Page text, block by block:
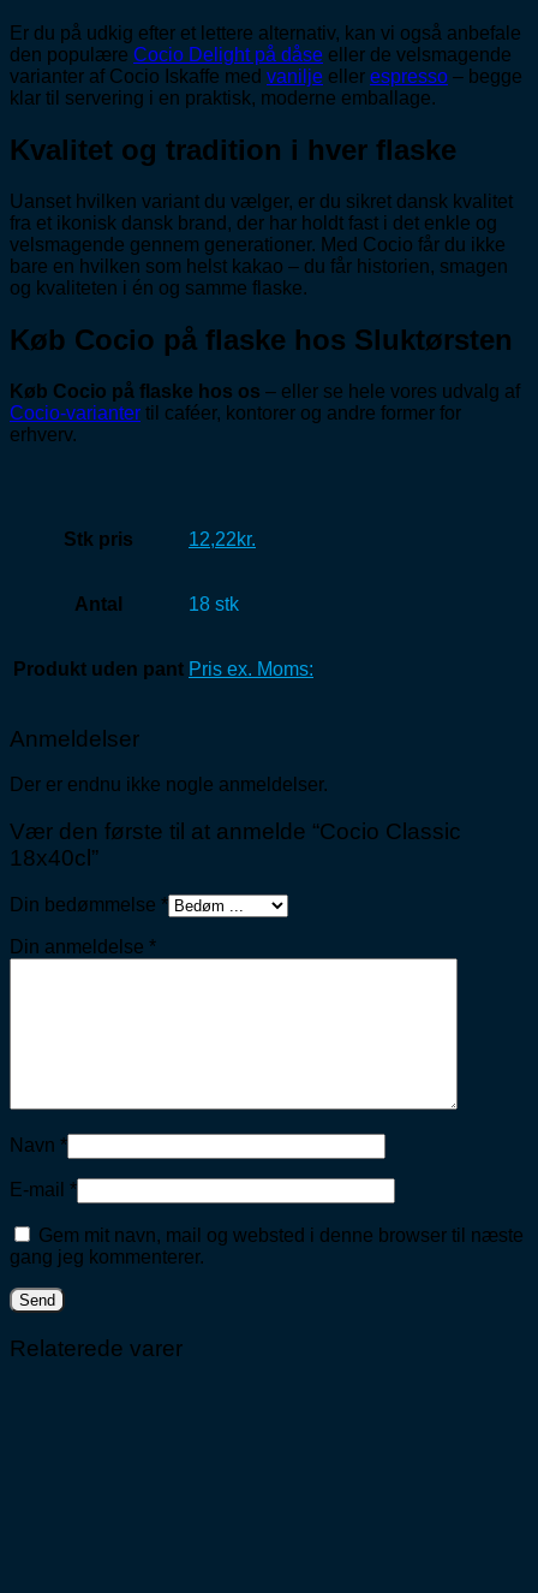
Er du på udkig efter et lettere alternativ, kan vi også anbefale
den populære Cocio Delight på dåse eller de velsmagende
varianter af Cocio Iskaffe med vanilje eller espresso – begge
klar til servering i en praktisk, moderne emballage.
Kvalitet og tradition i hver flaske
Uanset hvilken variant du vælger, er du sikret dansk kvalitet
fra et ikonisk dansk brand, der har holdt fast i det enkle og
velsmagende gennem generationer. Med Cocio får du ikke
bare en hvilken som helst kakao – du får historien, smagen
og kvaliteten i én og samme flaske.
Køb Cocio på flaske hos Sluktørsten
Køb Cocio på flaske hos os – eller se hele vores udvalg af
Cocio-varianter til caféer, kontorer og andre former for
erhverv.
Stk pris 12,22kr.
Antal 18 stk
Produkt uden pant Pris ex. Moms:
Anmeldelser
Der er endnu ikke nogle anmeldelser.
Vær den første til at anmelde “Cocio Classic
18x40cl”
Din bedømmelse *
Din anmeldelse *
Navn *
E-mail *
Gem mit navn, mail og websted i denne browser til næste
gang jeg kommenterer.
Relaterede varer